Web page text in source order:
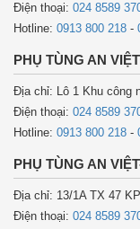
Điện thoại: 024 8589
Hotline: 0913 800 218 -
PHỤ TÙNG AN
Địa chỉ: Lô 1 Khu công
Điện thoại: 024 8589
Hotline: 0913 800 218 -
PHỤ TÙNG AN
Địa chỉ: 13/1A TX 47
Điện thoại: 024 8589